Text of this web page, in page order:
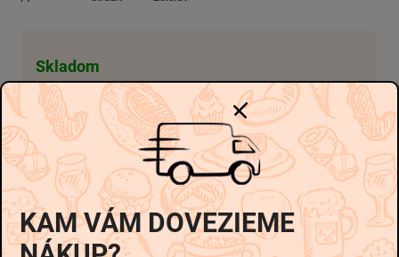
€0,89
€0,59 / 1 l
Pridať do košíka
Skladom
Možnosti doručenia -
-
KAM VÁM DOVEZIEME